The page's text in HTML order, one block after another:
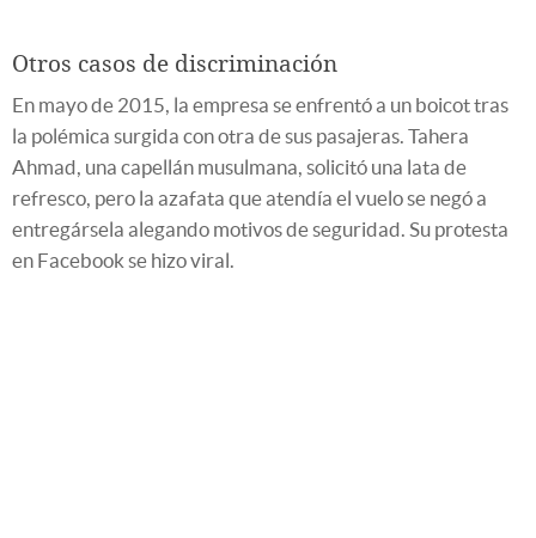
Otros casos de discriminación
En mayo de 2015, la empresa se enfrentó a un boicot tras
la polémica surgida con otra de sus pasajeras. Tahera
Ahmad, una capellán musulmana, solicitó una lata de
refresco, pero la azafata que atendía el vuelo se negó a
entregársela alegando motivos de seguridad. Su protesta
en Facebook se hizo viral.